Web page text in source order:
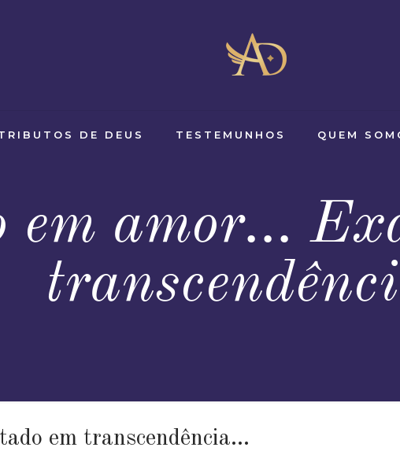
DE DEUS TESTEMUNHOS QUEM
em amor…
em transcendência…